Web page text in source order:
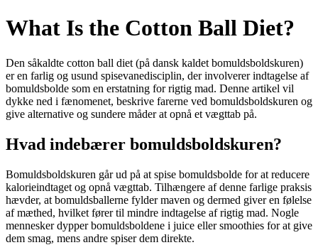
What Is the Cotton Ball Diet?
Den såkaldte cotton ball diet (på dansk kaldet bomuldsboldskuren)
er en farlig og usund spisevanedisciplin, der involverer indtagelse af
bomuldsbolde som en erstatning for rigtig mad. Denne artikel vil
dykke ned i fænomenet, beskrive farerne ved bomuldsboldskuren og
give alternative og sundere måder at opnå et vægttab på.
Hvad indebærer bomuldsboldskuren?
Bomuldsboldskuren går ud på at spise bomuldsbolde for at reducere
kalorieindtaget og opnå vægttab. Tilhængere af denne farlige praksis
hævder, at bomuldsballerne fylder maven og dermed giver en følelse
af mæthed, hvilket fører til mindre indtagelse af rigtig mad. Nogle
mennesker dypper bomuldsboldene i juice eller smoothies for at give
dem smag, mens andre spiser dem direkte.